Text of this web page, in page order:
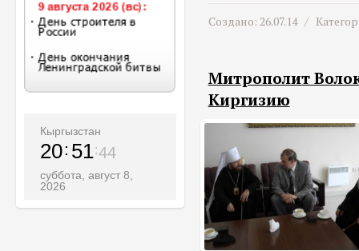
Кыргызстан
20 51 46
суббота, август 8,
2026
Создано: 26.07.14 /
Митрополит
Киргизию